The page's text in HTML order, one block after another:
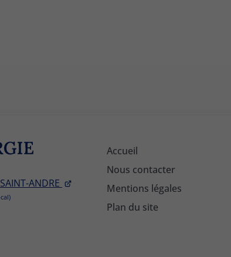
SAINT-ANDRE
Accueil
Nous contacter
Mentions légales
Plan du site